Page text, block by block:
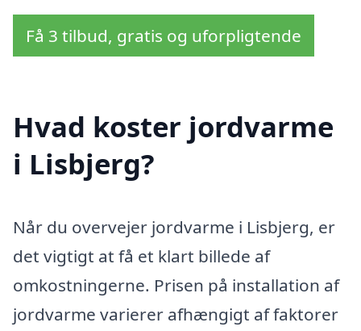
Få 3 tilbud, gratis og uforpligtende
Hvad koster jordvarme
i Lisbjerg?
Når du overvejer jordvarme i Lisbjerg, er
det vigtigt at få et klart billede af
omkostningerne. Prisen på installation af
jordvarme varierer afhængigt af faktorer